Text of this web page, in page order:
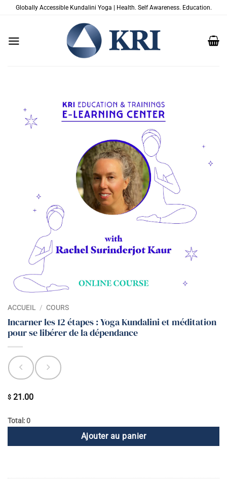
PasserGlobally Accessible Kundalini Yoga | Health. Self Awareness. Education.
ACCUEIL / COURS
Incarner les 12 étapes : Yoga Kundalini et méditation
pour se libérer de la dépendance
$ 21.00
Total: 0
Ajouter au panier